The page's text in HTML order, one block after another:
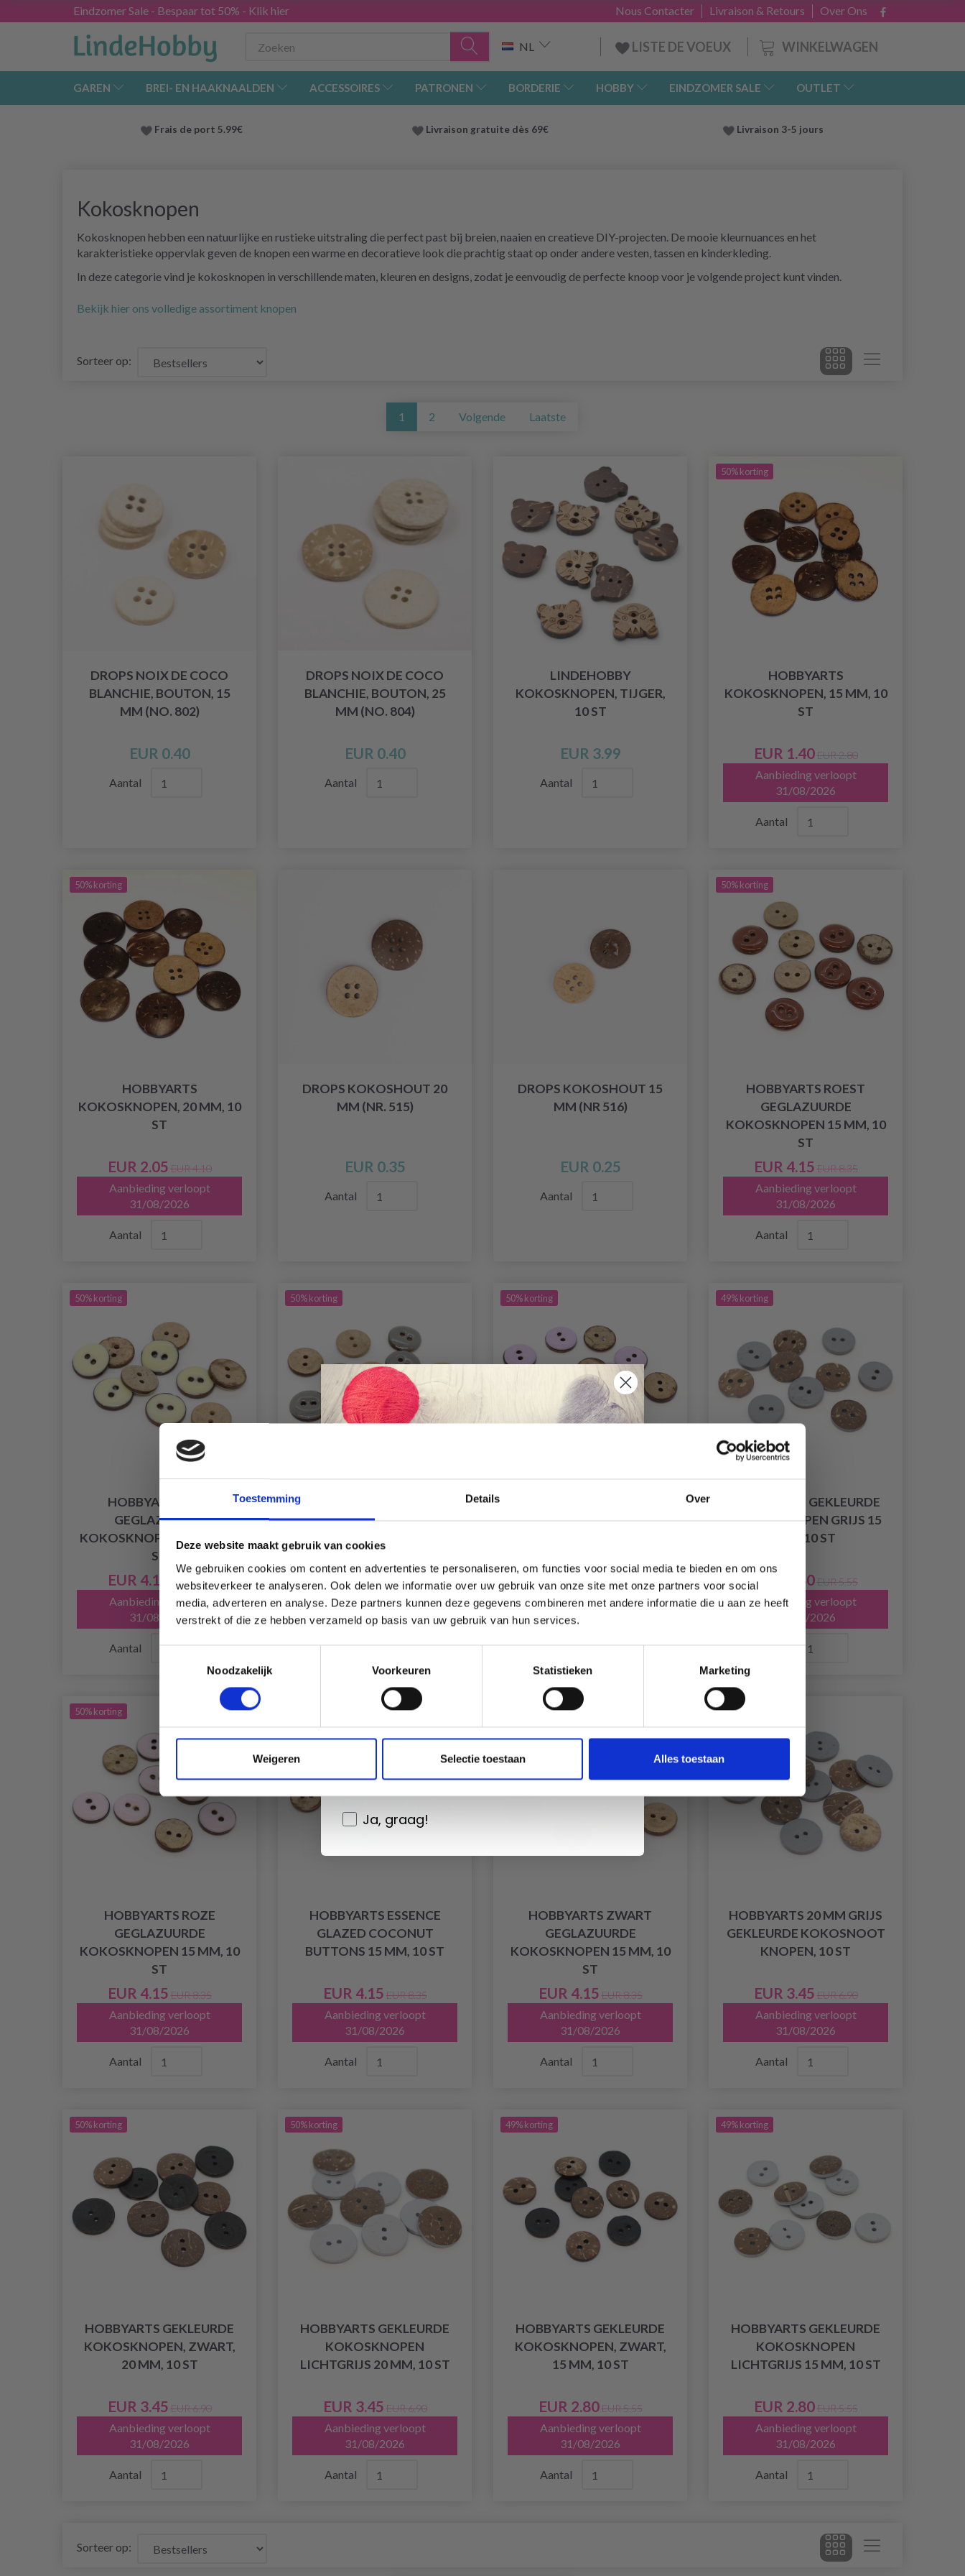
Toestemming Details Over
Deze website maakt gebruik van cookies
We gebruiken cookies om content en advertenties te personaliseren, om functies voor social media te bieden en om ons
websiteverkeer te analyseren. Ook delen we informatie over uw gebruik van onze site met onze partners voor social
media, adverteren en analyse. Deze partners kunnen deze gegevens combineren met andere informatie die u aan ze heeft
verstrekt of die ze hebben verzameld op basis van uw gebruik van hun services.
Noodzakelijk
Voorkeuren Statistieken Marketing
Weigeren Selectie toestaan Alles toestaan
Eindzomer Sale - Bespaar tot 50% - Klik hier Over Ons
Livraison & Retours
Nous Contacter
WINKELWAGEN
NL LISTE DE VOEUX
GAREN BREI- EN HAAKNAALDEN ACCESSOIRES PATRONEN BORDERIE HOBBY EINDZOMER SALE OUTLET
Frais de port 5.99€ Livraison gratuite dès 69€ Livraison 3-5 jours
Kokosknopen
Kokosknopen hebben een natuurlijke en rustieke uitstraling die perfect past bij breien, naaien en creatieve DIY-projecten. De mooie kleurnuances en het
karakteristieke oppervlak geven de knopen een warme en decoratieve look die prachtig staat op onder andere vesten, tassen en kinderkleding.
In deze categorie vind je kokosknopen in verschillende maten, kleuren en designs, zodat je eenvoudig de perfecte knoop voor je volgende project kunt vinden.
Bekijk hier ons volledige assortiment knopen
Sorteer op:
1 2 Volgende Laatste
DROPS NOIX DE COCO
BLANCHIE, BOUTON, 15
MM (NO. 802)
EUR 0.40
Aantal
DROPS NOIX DE COCO
BLANCHIE, BOUTON, 25
MM (NO. 804)
EUR 0.40
Aantal
LINDEHOBBY
KOKOSKNOPEN, TIJGER,
10 ST
EUR 3.99
Aantal
50% korting
HOBBYARTS
KOKOSKNOPEN, 15 MM, 10
ST
EUR 1.40 EUR 2.80
Aanbieding verloopt
31/08/2026
Aantal
50% korting
HOBBYARTS
KOKOSKNOPEN, 20 MM, 10
ST
EUR 2.05 EUR 4.10
Aanbieding verloopt
31/08/2026
Aantal
DROPS KOKOSHOUT 20
MM (NR. 515)
EUR 0.35
Aantal
DROPS KOKOSHOUT 15
MM (NR 516)
EUR 0.25
Aantal
50% korting
HOBBYARTS ROEST
GEGLAZUURDE
KOKOSKNOPEN 15 MM, 10
ST
EUR 4.15 EUR 8.35
Aanbieding verloopt
31/08/2026
Aantal
50% korting
HOBBYARTS WIT
GEGLAZUURDE
KOKOSKNOPEN 15 MM, 10
ST
EUR 4.15 EUR 8.35
Aanbieding verloopt
31/08/2026
Aantal
50% korting
GEGLAZUURDE
KOKOSKNOPEN 15 MM, 10
EUR 4.15 EUR 8.35
Aanbieding verloopt
31/08/2026
Aantal
50% korting
GEGLAZUURDE
EUR 4.15 EUR 8.35
Aanbieding verloopt
31/08/2026
Aantal
49% korting
HOBBYARTS GEKLEURDE
KOKOSKNOPEN GRIJS 15
MM, 10 ST
EUR 2.80 EUR 5.55
Aanbieding verloopt
31/08/2026
Aantal
50% korting
HOBBYARTS ROZE
GEGLAZUURDE
KOKOSKNOPEN 15 MM, 10
ST
EUR 4.15 EUR 8.35
Aanbieding verloopt
31/08/2026
Aantal
HOBBYARTS ESSENCE
GLAZED COCONUT
BUTTONS 15 MM, 10 ST
EUR 4.15 EUR 8.35
Aanbieding verloopt
31/08/2026
Aantal
50% korting
HOBBYARTS ZWART
GEGLAZUURDE
KOKOSKNOPEN 15 MM, 10
ST
EUR 4.15 EUR 8.35
Aanbieding verloopt
31/08/2026
Aantal
50% korting
HOBBYARTS 20 MM GRIJS
GEKLEURDE KOKOSNOOT
KNOPEN, 10 ST
EUR 3.45 EUR 6.90
Aanbieding verloopt
31/08/2026
Aantal
50% korting
HOBBYARTS GEKLEURDE
KOKOSKNOPEN, ZWART,
20 MM, 10 ST
EUR 3.45 EUR 6.90
Aanbieding verloopt
31/08/2026
Aantal
50% korting
HOBBYARTS GEKLEURDE
KOKOSKNOPEN
LICHTGRIJS 20 MM, 10 ST
EUR 3.45 EUR 6.90
Aanbieding verloopt
31/08/2026
Aantal
49% korting
HOBBYARTS GEKLEURDE
KOKOSKNOPEN, ZWART,
15 MM, 10 ST
EUR 2.80 EUR 5.55
Aanbieding verloopt
31/08/2026
Aantal
49% korting
HOBBYARTS GEKLEURDE
KOKOSKNOPEN
LICHTGRIJS 15 MM, 10 ST
EUR 2.80 EUR 5.55
Aanbieding verloopt
31/08/2026
Aantal
Sorteer op:
Économisez jusqu'à 50 %
offres limitées en vous inscrivant à notre
newsletter gratuite !
Oui, inscrivez-moi !
Wil je liever nieuws ontvangen over onze
Ja, graag!